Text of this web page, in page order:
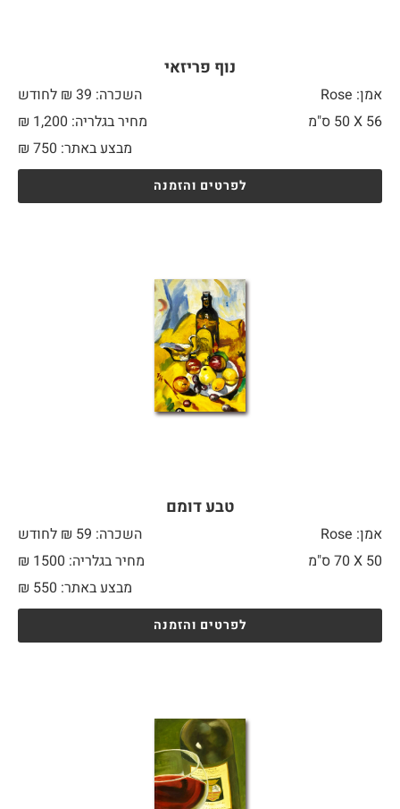
נוף פריזאי
אמן: Rose
השכרה: 39 ₪ לחודש
56 X
מחיר בגלריה: 1,200 ₪
מבצע באתר:
₪ 750
לפרטים והזמנה
טבע דומם
אמן: Rose
השכרה: 59 ₪ לחודש
50 X
מחיר בגלריה: 1500 ₪
מבצע באתר:
₪ 550
לפרטים והזמנה